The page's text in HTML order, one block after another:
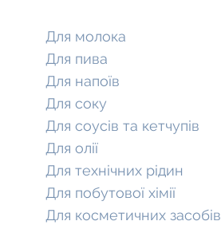
Для молока
Для пива
Для напоїв
Для соку
Для соусів та кетчупів
Для олії
Для технічних рідин
Для побутової хімії
Для косметичних засобів